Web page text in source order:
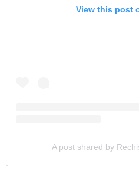
View this post
A post shared by